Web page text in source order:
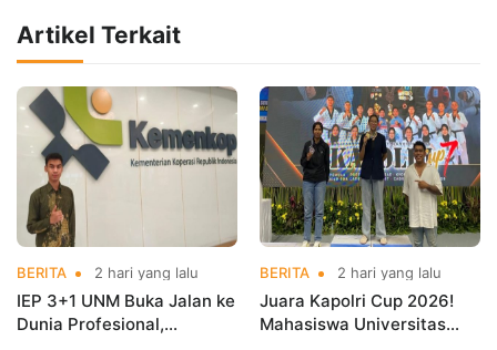
Artikel Terkait
BERITA 2 hari yang lalu
IEP 3+1 UNM Buka Jalan ke
Dunia Profesional,
BERITA 2 hari yang lalu
Juara Kapolri Cup 2026!
Mahasiswa Universitas